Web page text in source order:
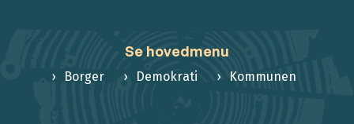
Se hovedmenu
Borger Demokrati Kommunen